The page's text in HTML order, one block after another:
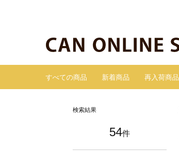
すべての商品 新着商品 再入荷商品
検索結果
54件